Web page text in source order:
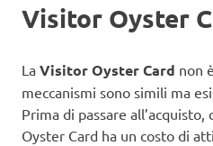
Visitor Oyster
La Visitor Oyster Card non
meccanismi sono simili ma
Prima di passare
Oyster Card ha un costo di